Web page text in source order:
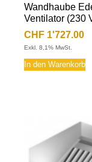
Wandhaube
Ventilator (230
Fettauffangrinne,
CHF 1'727.00
Exkl. 8,1% MwSt.
In den Warenkorb